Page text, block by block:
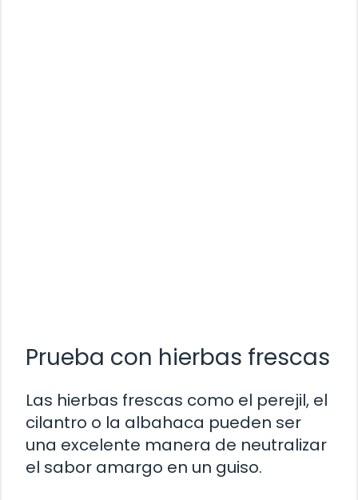
Prueba con hierbas frescas
Las hierbas frescas como el perejil, el
cilantro o la albahaca pueden ser
una excelente manera de neutralizar
el sabor amargo en un guiso.